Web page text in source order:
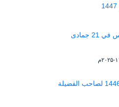
شرح كتاب الداء والدواء بدأ الدرس في 21 جمادى
شرح نواقض الإسلام في شوال 1446 لصاحب الفضيلة